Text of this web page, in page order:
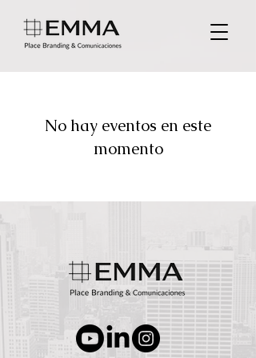
No hay eventos en este
momento